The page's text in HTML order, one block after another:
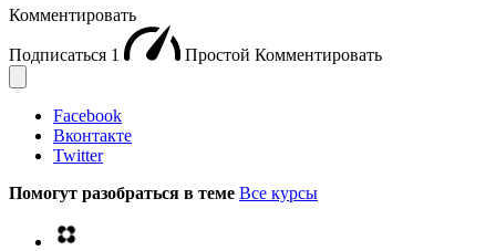
Комментировать
Подписаться 1 Простой Комментировать
Facebook
Вконтакте
Twitter
Помогут разобраться в теме Все курсы